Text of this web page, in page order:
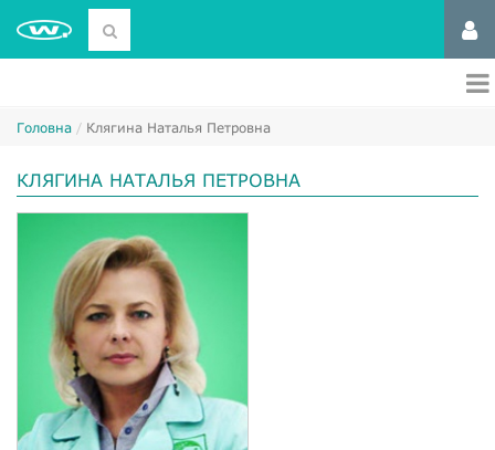
Головна Клягина Наталья Петровна
КЛЯГИНА НАТАЛЬЯ ПЕТРОВНА